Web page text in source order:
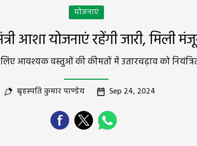
योजनाएं
आशा योजनाएं रहेंगी जारी, मिली
आवश्यक वस्तुओं की कीमतों में उतारचढ़ाव को
बृहस्पति कुमार पाण्डेय Sep 24, 2024